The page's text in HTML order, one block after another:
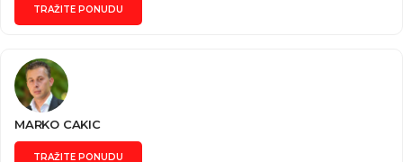
TRAŽITE PONUDU
MARKO CAKIC
TRAŽITE PONUDU